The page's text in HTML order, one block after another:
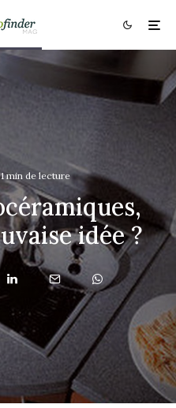
1 min de lecture
idée ?